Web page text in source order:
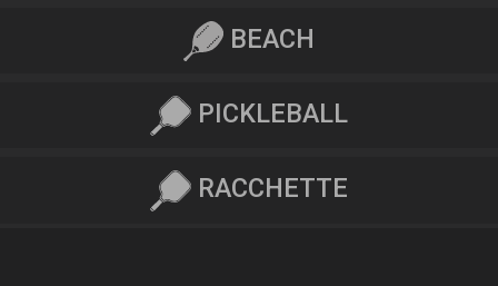
BEACH
PICKLEBALL
RACCHETTE